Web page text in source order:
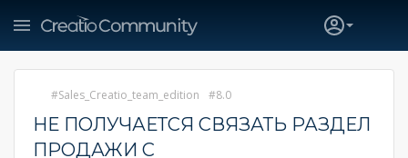
Sales_Creatio_team_edition 8.0
НЕ ПОЛУЧАЕТСЯ СВЯЗАТЬ РАЗДЕЛ
ПРОДАЖИ С